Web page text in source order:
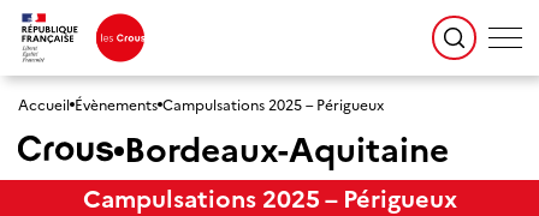
Accueil Évènements Campulsations 2025 – Périgueux
Bordeaux-Aquitaine
Campulsations 2025 – Périgueux